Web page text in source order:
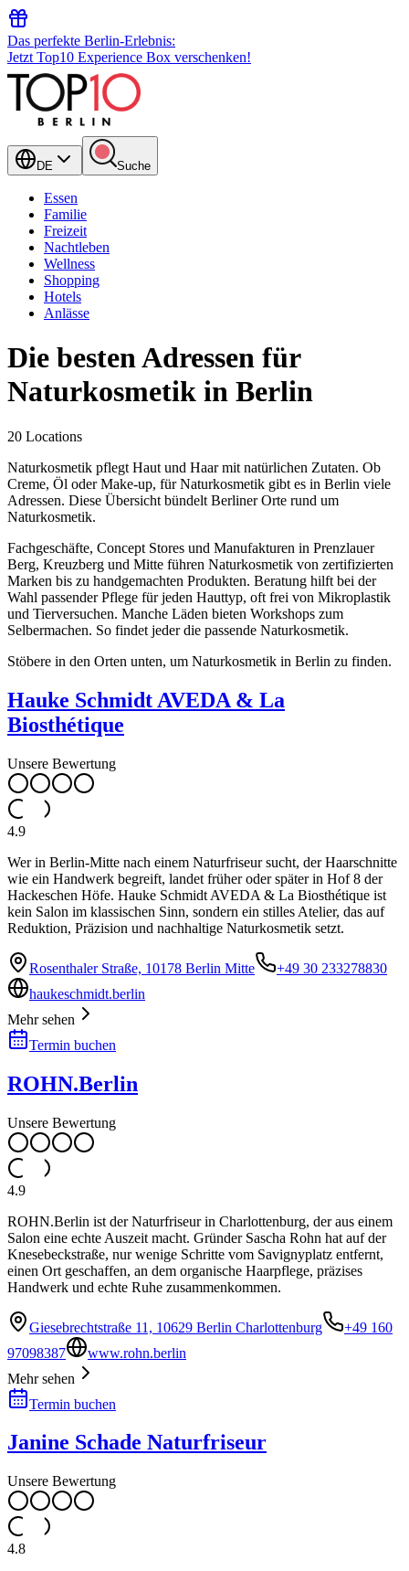
Das perfekte Berlin-Erlebnis:
Jetzt Top10 Experience Box verschenken!
DE Suche
Essen
Familie
Freizeit
Nachtleben
Wellness
Shopping
Hotels
Anlässe
Die besten Adressen für
Naturkosmetik in Berlin
20 Locations
Naturkosmetik pflegt Haut und Haar mit natürlichen Zutaten. Ob
Creme, Öl oder Make-up, für Naturkosmetik gibt es in Berlin viele
Adressen. Diese Übersicht bündelt Berliner Orte rund um
Naturkosmetik.
Fachgeschäfte, Concept Stores und Manufakturen in Prenzlauer
Berg, Kreuzberg und Mitte führen Naturkosmetik von zertifizierten
Marken bis zu handgemachten Produkten. Beratung hilft bei der
Wahl passender Pflege für jeden Hauttyp, oft frei von Mikroplastik
und Tierversuchen. Manche Läden bieten Workshops zum
Selbermachen. So findet jeder die passende Naturkosmetik.
Stöbere in den Orten unten, um Naturkosmetik in Berlin zu finden.
Hauke Schmidt AVEDA & La
Biosthétique
Unsere Bewertung
4.9
Wer in Berlin-Mitte nach einem Naturfriseur sucht, der Haarschnitte
wie ein Handwerk begreift, landet früher oder später in Hof 8 der
Hackeschen Höfe. Hauke Schmidt AVEDA & La Biosthétique ist
kein Salon im klassischen Sinn, sondern ein stilles Atelier, das auf
Reduktion, Präzision und nachhaltige Naturkosmetik setzt.
Rosenthaler Straße, 10178 Berlin Mitte
+49 30 233278830
haukeschmidt.berlin
Mehr sehen
Termin buchen
ROHN.Berlin
Unsere Bewertung
4.9
ROHN.Berlin ist der Naturfriseur in Charlottenburg, der aus einem
Salon eine echte Auszeit macht. Gründer Sascha Rohn hat auf der
Knesebeckstraße, nur wenige Schritte vom Savignyplatz entfernt,
einen Ort geschaffen, an dem organische Haarpflege, präzises
Handwerk und echte Ruhe zusammenkommen.
Giesebrechtstraße 11, 10629 Berlin Charlottenburg
+49 160
97098387
www.rohn.berlin
Mehr sehen
Termin buchen
Janine Schade Naturfriseur
Unsere Bewertung
4.8